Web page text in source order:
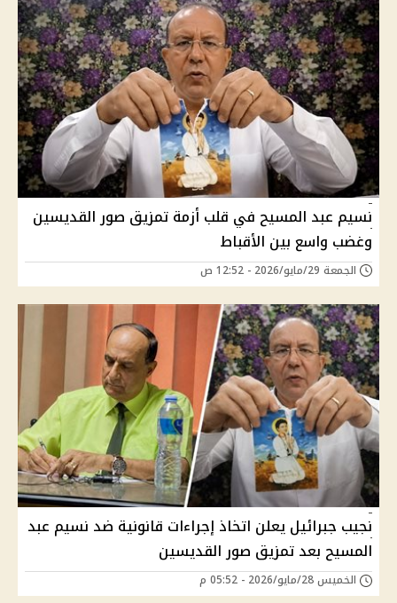
نسيم عبد المسيح في قلب أزمة تمزيق صور القديسين
وغضب واسع بين الأقباط
الجمعة 29/مايو/2026 - 12:52 ص
نجيب جبرائيل يعلن اتخاذ إجراءات قانونية ضد نسيم عبد
المسيح بعد تمزيق صور القديسين
الخميس 28/مايو/2026 - 05:52 م